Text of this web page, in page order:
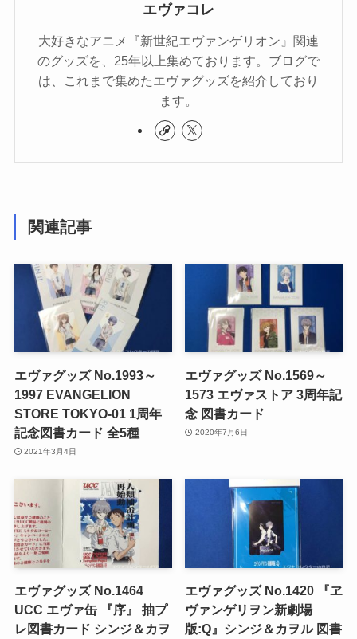
エヴァコレ
大好きなアニメ『新世紀エヴァンゲリオン』関連
のグッズを、25年以上集めております。ブログで
は、これまで集めたエヴァグッズを紹介しており
ます。
関連記事
エヴァグッズ No.1993～
1997 EVANGELION
STORE TOKYO-01 1周年
記念図書カード 全5種
2021年3月4日
エヴァグッズ No.1569～
1573 エヴァストア 3周年記
念 図書カード
2020年7月6日
エヴァグッズ No.1464
UCC エヴァ缶 『序』 抽プ
レ図書カード シンジ＆カヲ
エヴァグッズ No.1420 『ヱ
ヴァンゲリヲン新劇場
版:Q』シンジ＆カヲル 図書